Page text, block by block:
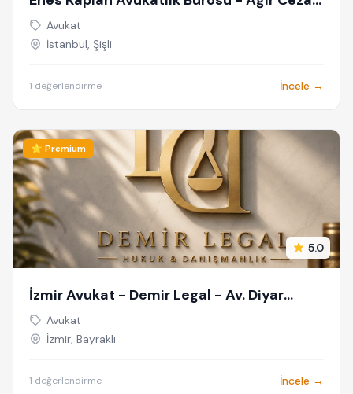
Avukatı İstanbul - Ceza Avukatı - Siber
Suçlar Avukatı - Dolandırıcılık Avukatı
Avukat
İstanbul, Şişli
1 değerlendirme İncele →
⭐ Premium
5.0
İzmir Avukat - Demir Legal - Av. Diyar
Demir - İzmir Ceza Avukatı
Avukat
İzmir, Bayraklı
1 değerlendirme İncele →